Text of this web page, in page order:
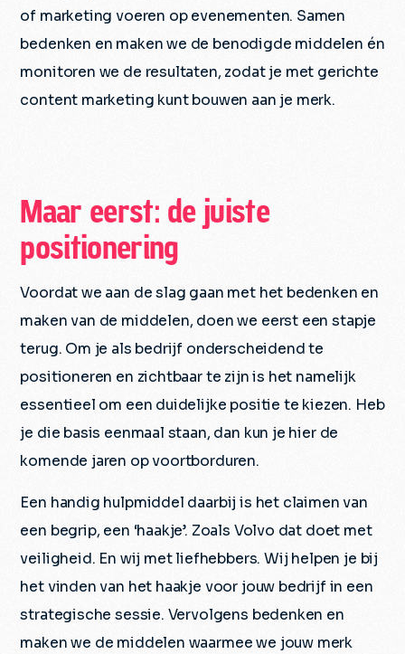
of marketing voeren op evenementen. Samen
bedenken en maken we de benodigde middelen én
monitoren we de resultaten, zodat je met gerichte
content marketing kunt bouwen aan je merk.
Maar eerst: de juiste
positionering
Voordat we aan de slag gaan met het bedenken en
maken van de middelen, doen we eerst een stapje
terug. Om je als bedrijf onderscheidend te
positioneren en zichtbaar te zijn is het namelijk
essentieel om een duidelijke positie te kiezen. Heb
je die basis eenmaal staan, dan kun je hier de
komende jaren op voortborduren.
Een handig hulpmiddel daarbij is het claimen van
een begrip, een ‘haakje’. Zoals Volvo dat doet met
veiligheid. En wij met liefhebbers. Wij helpen je bij
het vinden van het haakje voor jouw bedrijf in een
strategische sessie. Vervolgens bedenken en
maken we de middelen waarmee we jouw merk